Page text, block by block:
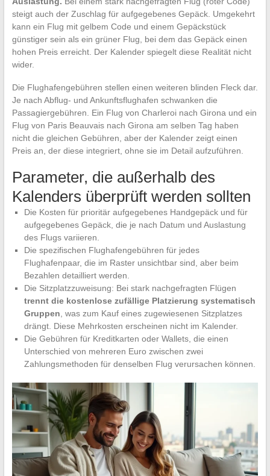
steigt auch der Zuschlag für aufgegebenes Gepäck. Umgekehrt
kann ein Flug mit gelbem Code und einem Gepäckstück
günstiger sein als ein grüner Flug, bei dem das Gepäck einen
hohen Preis erreicht. Der Kalender spiegelt diese Realität nicht
wider.
Die Flughafengebühren stellen einen weiteren blinden Fleck dar.
Je nach Abflug- und Ankunftsflughafen schwanken die
Passagiergebühren. Ein Flug von Charleroi nach Girona und ein
Flug von Paris Beauvais nach Girona am selben Tag haben
nicht die gleichen Gebühren, aber der Kalender zeigt einen
Preis an, der diese integriert, ohne sie im Detail aufzuführen.
Parameter, die außerhalb des
Kalenders überprüft werden sollten
Die Kosten für prioritär aufgegebenes Handgepäck und für
aufgegebenes Gepäck, die je nach Datum und Auslastung
des Flugs variieren.
Die spezifischen Flughafengebühren für jedes
Flughafenpaar, die im Raster unsichtbar sind, aber beim
Bezahlen detailliert werden.
Die Sitzplatzzuweisung: Bei stark nachgefragten Flügen
trennt die kostenlose zufällige Platzierung systematisch
Gruppen, was zum Kauf eines zugewiesenen Sitzplatzes
drängt. Diese Mehrkosten erscheinen nicht im Kalender.
Die Gebühren für Kreditkarten oder Wallets, die einen
Unterschied von mehreren Euro zwischen zwei
Zahlungsmethoden für denselben Flug verursachen können.